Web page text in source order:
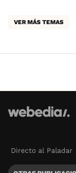
VER MÁS TEMAS
Directo al Paladar